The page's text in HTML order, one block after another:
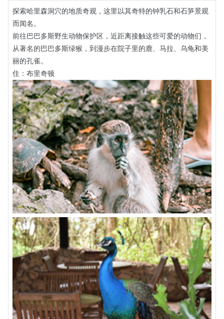
探索哈里森洞穴的地质奇观，这里以其奇特的钟乳石和石笋景观
而闻名。
前往巴巴多斯野生动物保护区，近距离接触这些可爱的动物们，
从著名的巴巴多斯绿猴，到漫步在院子里的鹿、马拉、乌龟和美
丽的孔雀。
住：布里奇顿